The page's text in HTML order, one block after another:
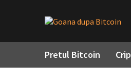
Pretul Bitcoin